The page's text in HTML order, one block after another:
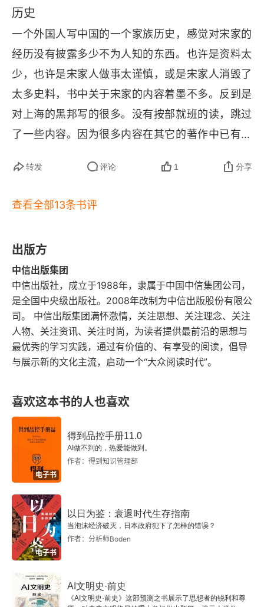
个女儿会成为自己祖国的名誉主席。不会想到自己
努力资助的那个天天喊着口号推翻旧制，建立民主
的广东人将自己整个家族都带入了历史的史册。我
想宋查理定是个聪明能干而又极具智慧的人，不然
不会年纪轻轻就与美国总统站在一起（这应该为他
们家族后来赚取政治、经济和社会影响力埋下了足
够伏笔），在那个物质匮乏、国将不国的年代通过
经营企业创造了如此多财富。特意查了宋氏家族后
能为实现目标利用包括妹妹婚姻在内的可以利用的
要知道财务是极具吸附效应的；宋子文，中国历史
上被罗列出来的最后一个世界首富，杜鲁门都不曾
对他下手，资产遍及全世界，对姐姐这么好的一个
人，是不是真有帮宋庆龄为我党做过些什么呢？宋
美龄爱权吗？这样一个为了年轻时认为的爱情与一
个现在看来是人渣的人结婚后，几乎一直终老却没
树的一片树叶。总感觉读了这本书有种轮回的味
道，所有的爱恨情仇、国荣家利，在时间长河里都
烩成了一顿小龙虾，昨天晚上被我们吃完了。每每
抬头看着窗外如雪的云，总是想起了你！正式因为
有了对历史的了解，对将来未知的期望，我们才感
觉自己活的那么真实与有意义。我在看历史，我们
在经历历史，我们在创造历史，很好！
历史
一个外国人写中国的一个家族历史，感觉对宋家的
经历没有披露多少不为人知的东西。也许是资料太
少，也许是宋家人做事太谨慎，或是宋家人消毁了
太多史料，书中关于宋家的内容着墨不多。反到是
对上海的黑邦写的很多。没有按部就班的读，跳过
了一些内容。因为很多内容在其它的著作中已有描
转发 评论 1 分享
查看全部13条书评
出版方
中信出版集团
中信出版社，成立于1988年，隶属于中国中信集团公司，
是全国中央级出版社。2008年改制为中信出版股份有限公
司。 中信出版集团满怀激情，关注思想、关注理念、关注
人物、关注资讯、关注时尚，为读者提供最前沿的思想与
最优秀的学习实践，通过有价值的、有享受的阅读，倡导
与展示新的文化主流，启动一个“大众阅读时代”。
喜欢这本书的人也喜欢
电子书
得到品控手册11.0
AI做不到的，热爱能做到。
作者：得到知识管理部
电子书
以日为鉴：衰退时代生存指南
当泡沫经济破灭，日本政府犯下了怎样的错误？
作者：分析师Boden
AI文明史·前史
《AI文明史·前史》这部预测之书展示了思想者的锐利和尊